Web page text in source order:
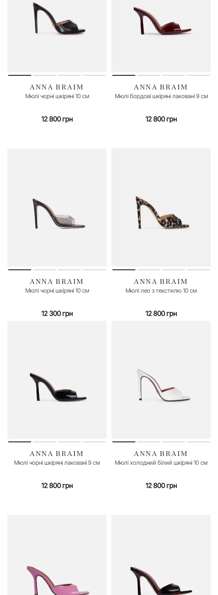
35 36 37 38 39 40
ANNA BRAIM
Мюлі чорні шкіряні 10 см
12 800 грн
35 36 37 38 39 40
ANNA BRAIM
Мюлі бордові шкіряні лаковані 9 см
12 800 грн
36 37 38
ANNA BRAIM
Мюлі чорні шкіряні 10 см
12 300 грн
37 39 40
ANNA BRAIM
Мюлі лео з текстилю 10 см
12 800 грн
35 36 37 38 39 40 41
ANNA BRAIM
Мюлі чорні шкіряні лаковані 9 см
12 800 грн
35 36 37 38 40 41
ANNA BRAIM
Мюлі холодний білий шкіряні 10 см
12 800 грн